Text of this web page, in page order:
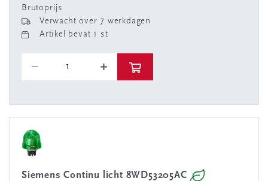
Brutoprijs
Verwacht over 7 werkdagen
Artikel bevat 1 st
Siemens Continu licht 8WD53205AC